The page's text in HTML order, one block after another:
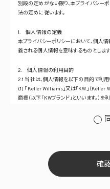
別段の定めがない限り、本プライバシー
法の定めに従います。
1. 個人情報の定義
本プライバシーポリシーにおいて、個人
義される個人情報を意味するものとします
2. 個人情報の利用目的
2.1 当社は、個人情報を以下の目的で利用
(1) 「Keller Williams」又は「KW」（
商標（以下「KWブランド」といいます。
(2) 当社サービス及び当社がKWブランド
(3) 当社の商品、サービス等のご案内のた
(4) 当社サービスに関する当社の規約、ポ
る行為に対する対応のため
確